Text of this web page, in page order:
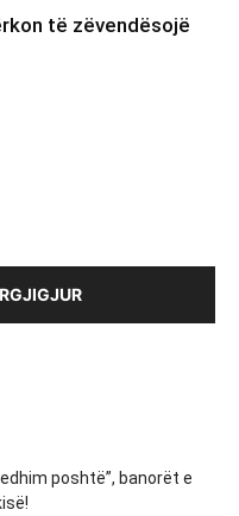
të zëvendësojë
poshtë”, banorët e